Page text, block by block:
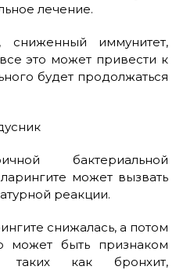
лечение.
сниженный иммунитет,
это может привести к
будет продолжаться
бактериальной
может вызвать
реакции.
снижалась, а потом
может быть признаком
таких как бронхит,